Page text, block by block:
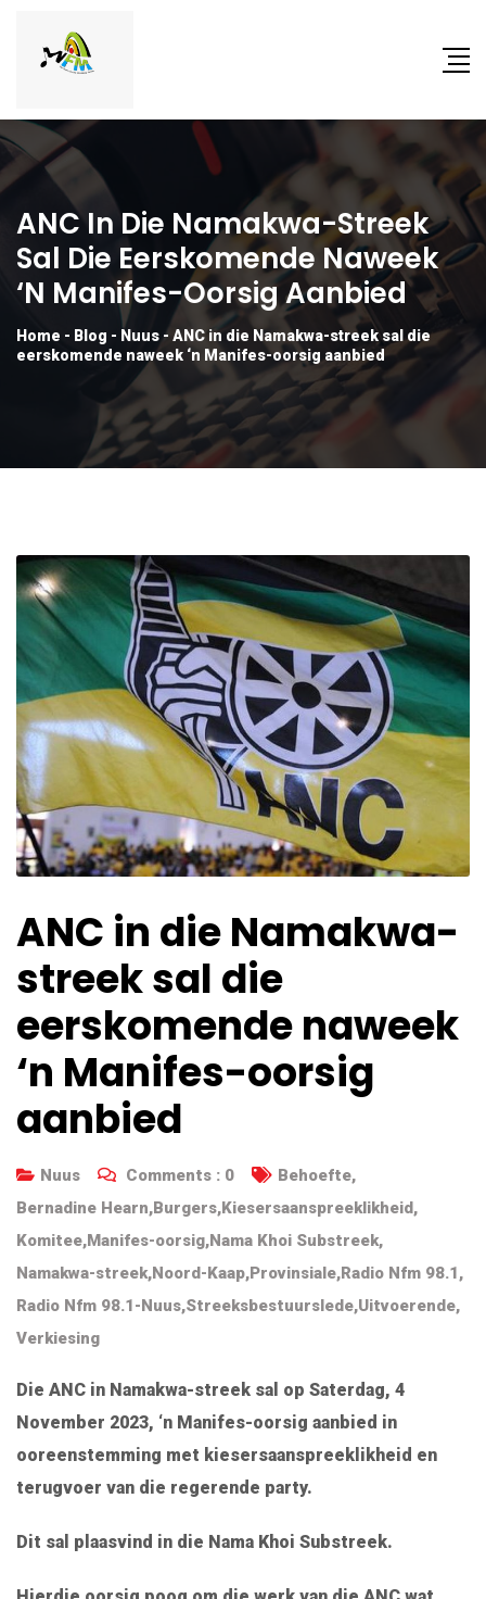
ANC In Die Namakwa-Streek
Sal Die Eerskomende Naweek
‘n Manifes-Oorsig Aanbied
Home - Blog - Nuus- ANC in die Namakwa-streek sal die
eerskomende naweek ‘n Manifes-oorsig aanbied
ANC in die Namakwa-
streek sal die
eerskomende naweek
‘n Manifes-oorsig
aanbied
Nuus Comments : 0 Behoefte,
Bernadine Hearn,Burgers,Kiesersaanspreeklikheid ,
Komitee,Manifes-oorsig,Nama Khoi Substreek,
Namakwa-streek,Noord-Kaap,Provinsiale,Radio Nfm 98.1 ,
Radio Nfm 98.1-Nuus,Streeksbestuurslede,Uitvoerende,
Verkiesing
Die ANC in Namakwa-streek sal op Saterdag, 4
November 2023, ‘n Manifes-oorsig aanbied in
ooreenstemming met kiesersaanspreeklikheid en
terugvoer van die regerende party.
Dit sal plaasvind in die Nama Khoi Substreek.